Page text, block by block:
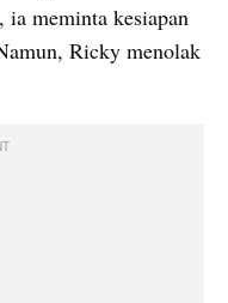
meminta kesiapan
Ricky menolak